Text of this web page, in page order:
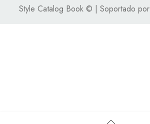
Style Catalog Book © | Soportado por